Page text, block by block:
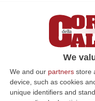
We
We and our partners store
device, such as cookies
unique identifiers and